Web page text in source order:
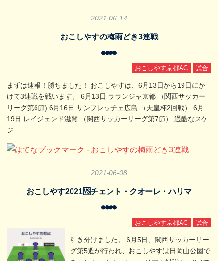
2021-06-14
おこしやすの梅雨どき3連戦
おこしやす京都AC 試合
まずは速報！勝ちました！ おこしやすは、6月13日から19日にか
けて3連戦を戦います。 6月13日 ラランジャ京都 （関西サッカー
リーグ第6節) 6月16日 サンフレッチェ広島 （天皇杯2回戦） 6月
19日 レイジェンド滋賀 （関西サッカーリーグ第7節） 過酷なスケ
ジ…
2021 -06-08
おこしやす2021🆚チェント・クオーレ・ハリマ
おこしやす京都AC 試合
引き分けました。 6月5日、関西サッカーリー
グ第5週が行われ、おこしやすは日岡山公園で